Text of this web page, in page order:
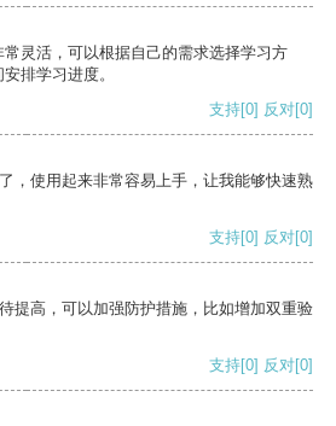
灵活，可以根据自己的需求选择学习方
排学习进度。
支持[0] 反对[0]
，使用起来非常容易上手，让我能够快速熟
支持[0] 反对[0]
提高，可以加强防护措施，比如增加双重验
支持[0] 反对[0]